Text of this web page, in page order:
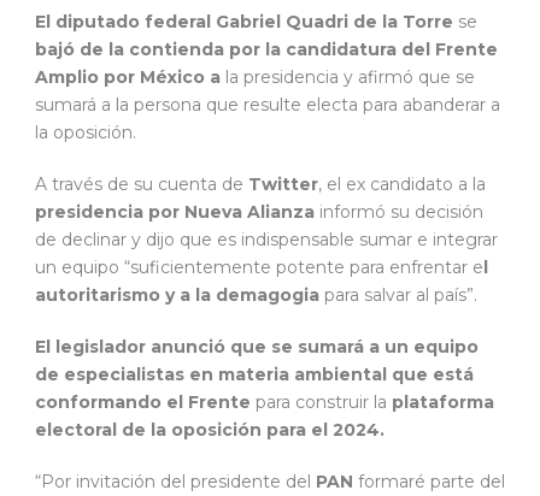
El diputado federal Gabriel Quadri de la Torre se
bajó de la contienda por la candidatura del Frente
Amplio por México a la presidencia y afirmó que se
sumará a la persona que resulte electa para abanderar a
la oposición.
A través de su cuenta de Twitter, el ex candidato a la
presidencia por Nueva Alianza informó su decisión
de declinar y dijo que es indispensable sumar e integrar
un equipo “suficientemente potente para enfrentar el
autoritarismo y a la demagogia para salvar al país”.
El legislador anunció que se sumará a un equipo
de especialistas en materia ambiental que está
conformando el Frente para construir la plataforma
electoral de la oposición para el 2024.
“Por invitación del presidente del PAN formaré parte del